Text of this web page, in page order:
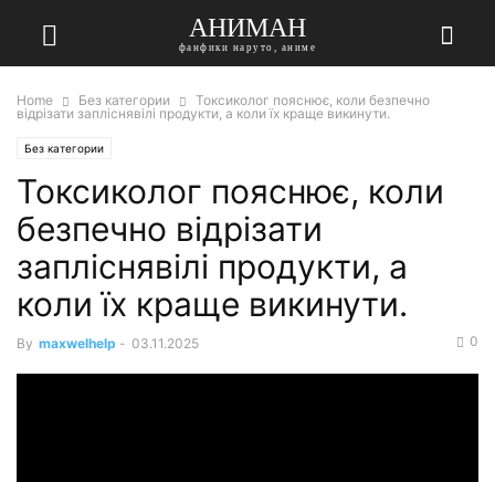
АНИМАН
фанфики наруто, аниме
Home Без категории
Токсиколог пояснює, коли безпечно
відрізати запліснявілі продукти, а коли їх краще викинути.
Без категории
Токсиколог пояснює, коли
безпечно відрізати
запліснявілі продукти, а
коли їх краще викинути.
By maxwelhelp - 03.11.2025 0